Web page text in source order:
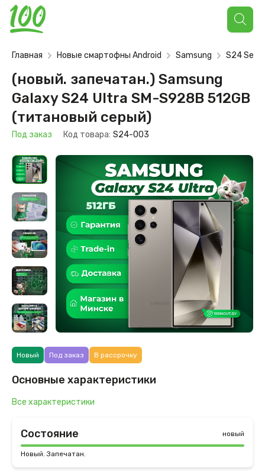
Поиск
товаров
Главная Новые смартофны Android Samsung S24
(новый. запечатан.) Samsung
Galaxy S24 Ultra SM-S928B 512GB
(титановый серый)
Под заказ Код товара: S24-003
Новый Под заказ В рассрочку
Основные характеристики
Все характеристики
Состояние новый
Новый. Запечатан.